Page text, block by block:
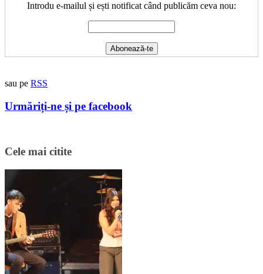
Introdu e-mailul și ești notificat când publicăm ceva nou:
sau pe RSS
Urmăriți-ne și pe facebook
Cele mai citite